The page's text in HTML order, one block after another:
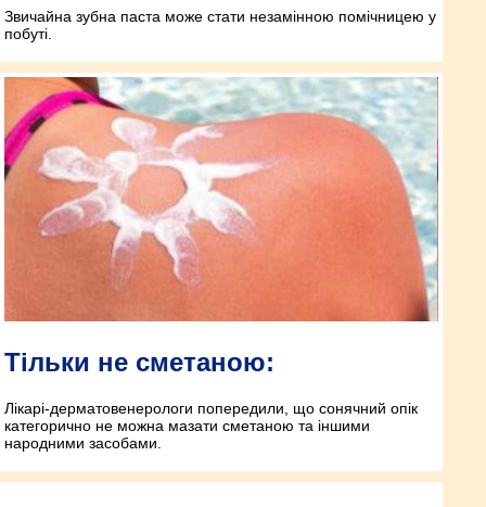
Звичайна зубна паста може стати незамінною помічницею у
побуті.
Тільки не сметаною:
Лікарі-дерматовенерологи попередили, що сонячний опік
категорично не можна мазати сметаною та іншими
народними засобами.